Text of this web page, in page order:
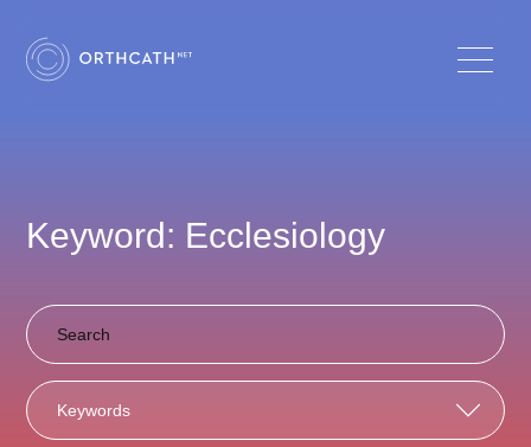
Keyword: Ecclesiology
Keywords